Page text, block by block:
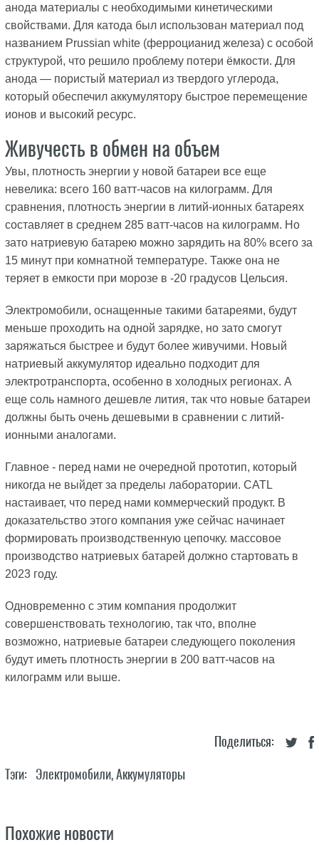
анода материалы с необходимыми кинетическими
свойствами. Для катода был использован материал под
названием Prussian white (ферроцианид железа) с особой
структурой, что решило проблему потери ёмкости. Для
анода — пористый материал из твердого углерода,
который обеспечил аккумулятору быстрое перемещение
ионов и высокий ресурс.
Живучесть в обмен на объем
Увы, плотность энергии у новой батареи все еще
невелика: всего 160 ватт-часов на килограмм. Для
сравнения, плотность энергии в литий-ионных батареях
составляет в среднем 285 ватт-часов на килограмм. Но
зато натриевую батарею можно зарядить на 80% всего за
15 минут при комнатной температуре. Также она не
теряет в емкости при морозе в -20 градусов Цельсия.
Электромобили, оснащенные такими батареями, будут
меньше проходить на одной зарядке, но зато смогут
заряжаться быстрее и будут более живучими. Новый
натриевый аккумулятор идеально подходит для
электротранспорта, особенно в холодных регионах. А
еще соль намного дешевле лития, так что новые батареи
должны быть очень дешевыми в сравнении с литий-
ионными аналогами.
Главное - перед нами не очередной прототип, который
никогда не выйдет за пределы лаборатории. CATL
настаивает, что перед нами коммерческий продукт. В
доказательство этого компания уже сейчас начинает
формировать производственную цепочку. массовое
производство натриевых батарей должно стартовать в
2023 году.
Одновременно с этим компания продолжит
совершенствовать технологию, так что, вполне
возможно, натриевые батареи следующего поколения
будут иметь плотность энергии в 200 ватт-часов на
килограмм или выше.
Поделиться:
Тэги: Электромобили,Аккумуляторы
Похожие новости